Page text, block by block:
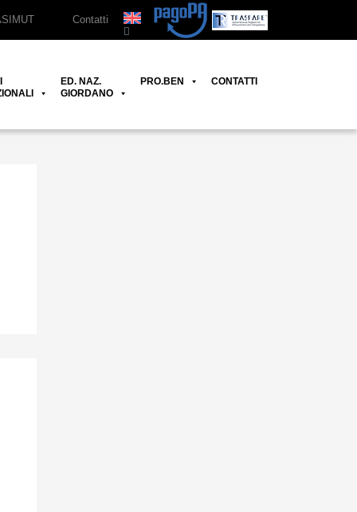
Contatti
ED. NAZ.
GIORDANO
PRO.BEN CONTATTI